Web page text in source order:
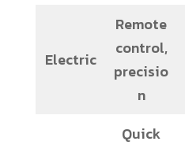
Electric
Remote
control,
precisio
n
Quick